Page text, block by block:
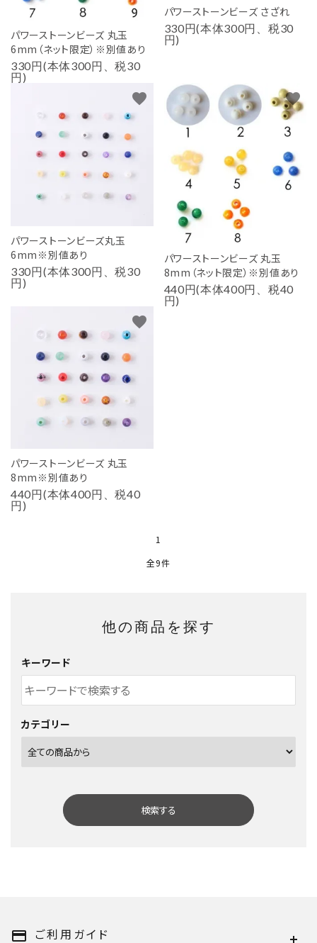
パワーストーンビーズ 丸玉
6mm（ネット限定）※別値あり
330円(本体300円、税30
円)
パワーストーンビーズ さざれ
330円(本体300円、税30
円)
パワーストーンビーズ丸玉
6mm※別値あり
330円(本体300円、税30
円)
favorite
パワーストーンビーズ 丸玉
8mm（ネット限定）※別値あり
440円(本体400円、税40
円)
favorite
パワーストーンビーズ 丸玉
8mm※別値あり
440円(本体400円、税40
円)
favorite
1
全9件
他の商品を探す
キーワード
カテゴリー
検索する
キーワード
payment ご利用ガイド